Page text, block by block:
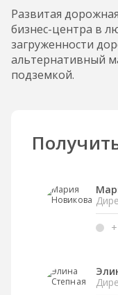
Развитая
бизнес-центра в
загруженности
альтернативный
подземкой.